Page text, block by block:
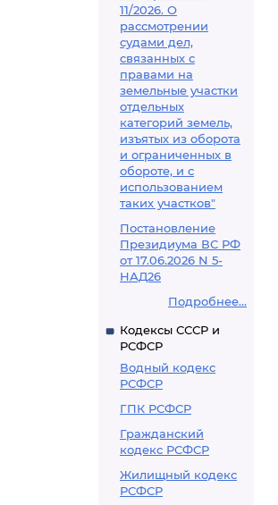
11/2026. О
рассмотрении
судами дел,
связанных с
правами на
земельные участки
отдельных
категорий земель,
изъятых из оборота
и ограниченных в
обороте, и с
использованием
таких участков"
Постановление
Президиума ВС РФ
от 17.06.2026 N 5-
НАД26
Подробнее...
Кодексы СССР и
РСФСР
Водный кодекс
РСФСР
ГПК РСФСР
Гражданский
кодекс РСФСР
Жилищный кодекс
РСФСР